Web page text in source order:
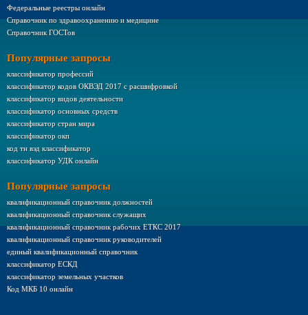
Федеральные реестры онлайн
Справочник по здравоохранению и медицине
Справочник ГОСТов
Популярные запросы
классификатор профессий
классификатор кодов ОКВЭД 2017 с расшифровкой
классификатор видов деятельности
классификатор основных средств
классификатор стран мира
классификатор окп
код тн вэд классификатор
классификатор УДК онлайн
Популярные запросы
квалификационный справочник должностей
квалификационный справочник служащих
квалификационный справочник рабочих ЕТКС 2017
квалификационный справочник руководителей
единый квалификационный справочник
классификатор ЕСКД
классификатор земельных участков
Код МКБ 10 онлайн